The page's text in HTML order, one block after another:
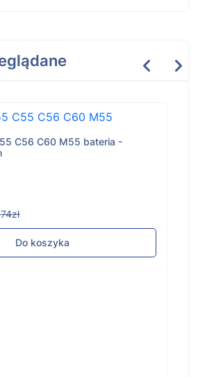
C56 C60 M55 bateria -
Do koszyka